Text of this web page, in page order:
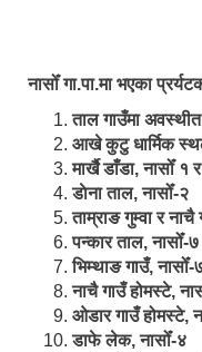
नासोँ गा.पा.मा भएका
ताल गाउँमा अवस्थीत
आखे कुटु धार्मिक
मार्खै डाँडा, नासोँ १
डाेना ताल, नासोँ-२
ताम्राङ गुम्वा र
पन्कार ताल, नासोँ-७
भिम्थाङ गाउँ, नासोँ-
नाचै गाउँ होमस्टे,
ओ‍‍‌डार गाउँ होमस्टे,
डाफे लेक, नासोँ-४